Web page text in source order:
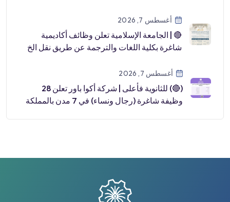
أغسطس 7, 2026
🔴 | الجامعة الإسلامية تعلن وظائف أكاديمية
شاغرة بكلية اللغات والترجمة عن طريق نقل الخ
أغسطس 7, 2026
(🔴) للثانوية فأعلى | شركة أكوا باور تعلن 28
وظيفة شاغرة (رجال ونساء) في 7 مدن بالمملكة